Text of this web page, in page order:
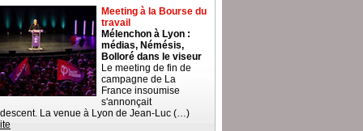
Meeting à la Bourse du
travail
Mélenchon à Lyon :
médias, Némésis,
Bolloré dans le viseur
Le meeting de fin de
campagne de La
France insoumise
s'annonçait
La venue à Lyon de Jean-Luc (…)